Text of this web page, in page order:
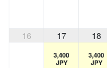
16 17 18
3,400
JPY
3,400
JPY